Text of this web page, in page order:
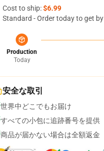
Cost to ship:$6.99
Standard - Order today to get by
Production
Today
安全な取引
世界中どこでもお届け
すべての小包に追跡番号を提供
商品が届かない場合は全額返金